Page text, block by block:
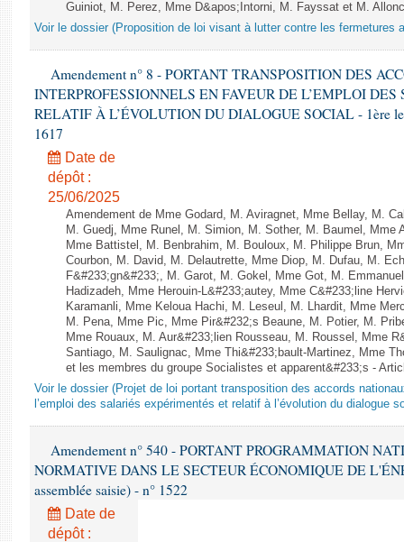
Guiniot, M. Perez, Mme D&apos;Intorni, M. Fayssat et M.
Voir le dossier (Proposition de loi visant à lutter contre les fermetures
Amendement n° 8 - PORTANT TRANSPOSITION DES
INTERPROFESSIONNELS EN FAVEUR DE L’EMPLOI
RELATIF À L’ÉVOLUTION DU DIALOGUE SOCIAL - 1ère
1617
Date de
dépôt :
25/06/2025
Amendement de Mme Godard, M. Aviragnet, Mme Bellay, M.
M. Guedj, Mme Runel, M. Simion, M. Sother, M. Baumel, Mme
Mme Battistel, M. Benbrahim, M. Bouloux, M. Philippe Brun,
Courbon, M. David, M. Delautrette, Mme Diop, M. Dufau, M.
F&#233;gn&#233;, M. Garot, M. Gokel, Mme Got, M.
Hadizadeh, Mme Herouin-L&#233;autey, Mme C&#233;line
Karamanli, Mme Keloua Hachi, M. Leseul, M. Lhardit, Mme
M. Pena, Mme Pic, Mme Pir&#232;s Beaune, M. Potier, M.
Mme Rouaux, M. Aur&#233;lien Rousseau, M. Roussel, Mme
Santiago, M. Saulignac, Mme Thi&#233;bault-Martinez, Mme
et les membres du groupe Socialistes et apparent&#233;s -
Voir le dossier (Projet de loi portant transposition des accords
l’emploi des salariés expérimentés et relatif à l’évolution du dialogue
Amendement n° 540 - PORTANT PROGRAMMATION
NORMATIVE DANS LE SECTEUR ÉCONOMIQUE DE
assemblée saisie) - n° 1522
Date de
dépôt :